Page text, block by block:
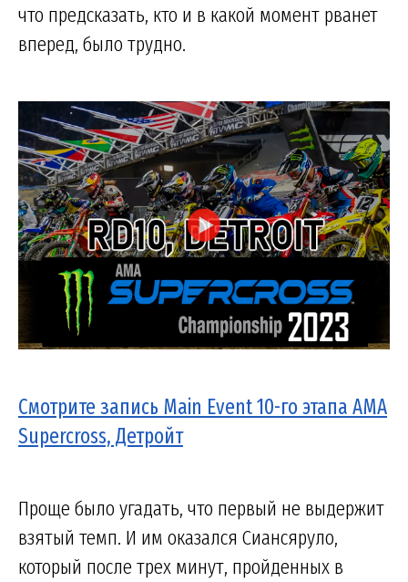
что предсказать, кто и в какой момент рванет
вперед, было трудно.
Смотрите запись Main Event 10-го этапа AMA
Supercross, Детройт
Проще было угадать, что первый не выдержит
взятый темп. И им оказался Сиансяруло,
который после трех минут, пройденных в